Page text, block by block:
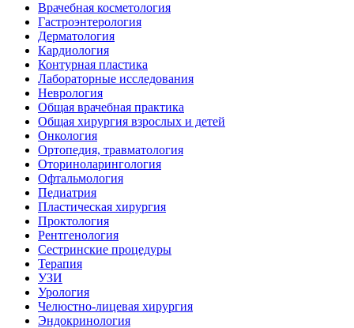
Врачебная косметология
Гастроэнтерология
Дерматология
Кардиология
Контурная пластика
Лабораторные исследования
Неврология
Общая врачебная практика
Общая хирургия взрослых и детей
Онкология
Ортопедия, травматология
Оториноларингология
Офтальмология
Педиатрия
Пластическая хирургия
Проктология
Рентгенология
Сестринские процедуры
Терапия
УЗИ
Урология
Челюстно-лицевая хирургия
Эндокринология